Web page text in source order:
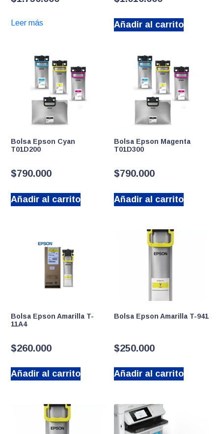
Leer más Añadir al carrito
Bolsa Epson Cyan
T01D200
$790.000
Añadir al carrito
Bolsa Epson Magenta
T01D300
$790.000
Añadir al carrito
Bolsa Epson Amarilla T-
11A4
$260.000
Añadir al carrito
Bolsa Epson Amarilla T-941
$250.000
Añadir al carrito